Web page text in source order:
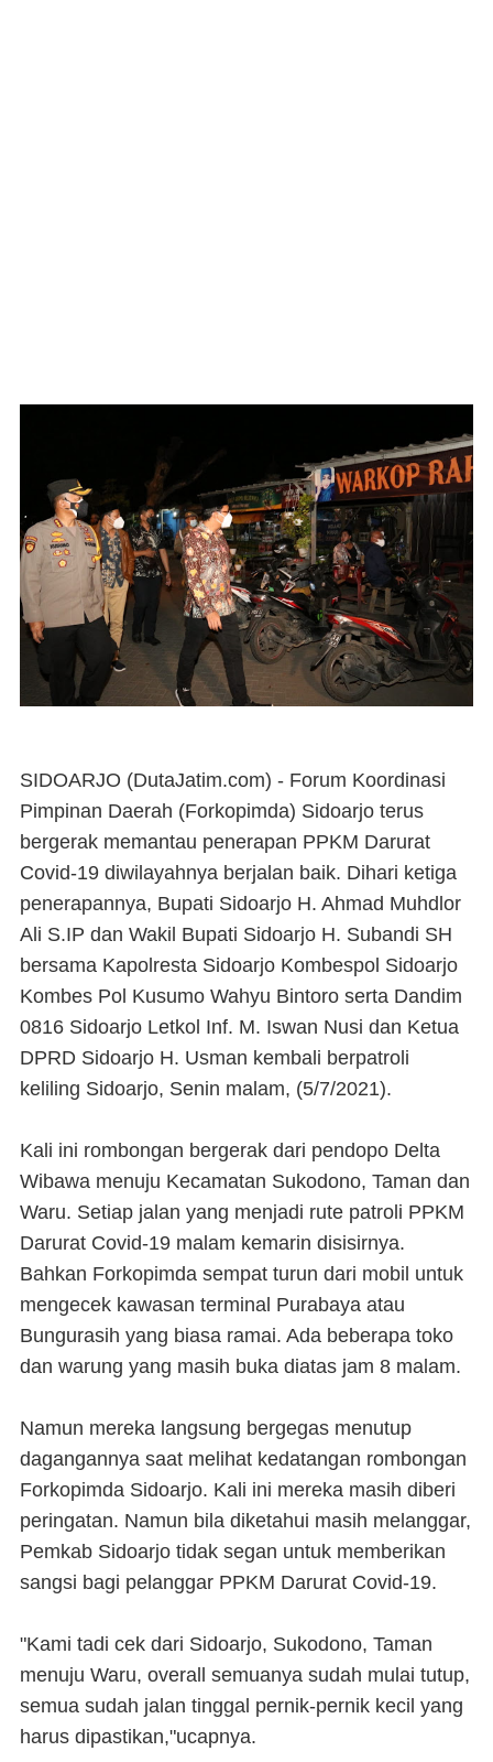
SIDOARJO (DutaJatim.com) - Forum Koordinasi
Pimpinan Daerah (Forkopimda) Sidoarjo terus
bergerak memantau penerapan PPKM Darurat
Covid-19 diwilayahnya berjalan baik. Dihari ketiga
penerapannya, Bupati Sidoarjo H. Ahmad Muhdlor
Ali S.IP dan Wakil Bupati Sidoarjo H. Subandi SH
bersama Kapolresta Sidoarjo Kombespol Sidoarjo
Kombes Pol Kusumo Wahyu Bintoro serta Dandim
0816 Sidoarjo Letkol Inf. M. Iswan Nusi dan Ketua
DPRD Sidoarjo H. Usman kembali berpatroli
keliling Sidoarjo, Senin malam, (5/7/2021).
Kali ini rombongan bergerak dari pendopo Delta
Wibawa menuju Kecamatan Sukodono, Taman dan
Waru. Setiap jalan yang menjadi rute patroli PPKM
Darurat Covid-19 malam kemarin disisirnya.
Bahkan Forkopimda sempat turun dari mobil untuk
mengecek kawasan terminal Purabaya atau
Bungurasih yang biasa ramai. Ada beberapa toko
dan warung yang masih buka diatas jam 8 malam.
Namun mereka langsung bergegas menutup
dagangannya saat melihat kedatangan rombongan
Forkopimda Sidoarjo. Kali ini mereka masih diberi
peringatan. Namun bila diketahui masih melanggar,
Pemkab Sidoarjo tidak segan untuk memberikan
sangsi bagi pelanggar PPKM Darurat Covid-19.
"Kami tadi cek dari Sidoarjo, Sukodono, Taman
menuju Waru, overall semuanya sudah mulai tutup,
semua sudah jalan tinggal pernik-pernik kecil yang
harus dipastikan,"ucapnya.